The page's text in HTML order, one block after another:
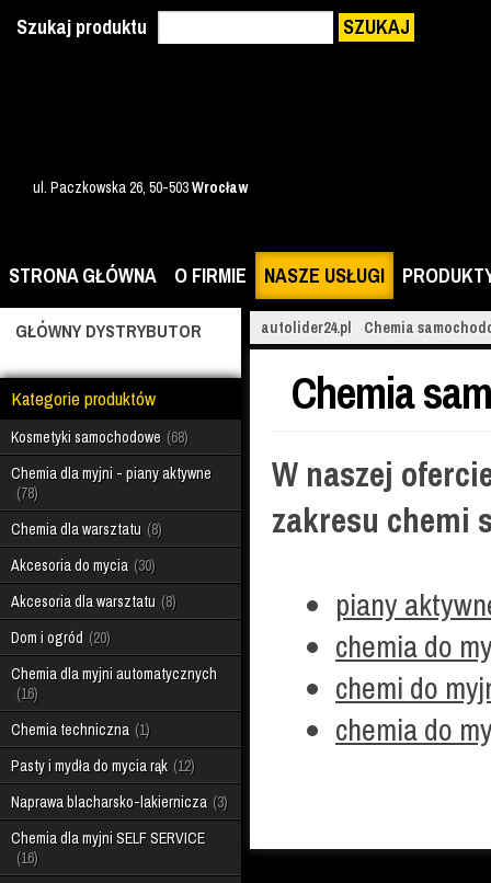
ul. Paczkowska 26, 50-503Wrocław
Szukaj produktu SZUKAJ
STRONA GŁÓWNA O FIRMIE NASZE USŁUGI
GŁÓWNY DYSTRYBUTOR
Kategorie produktów
Kosmetyki samochodowe 68
Chemia dla myjni - piany aktywne
78
Chemia dla warsztatu 8
Akcesoria do mycia 30
Akcesoria dla warsztatu 8
Dom i ogród 20
Chemia dla myjni automatycznych
16
Chemia techniczna 1
Pasty i mydła do mycia rąk 12
Naprawa blacharsko-lakiernicza 3
Chemia dla myjni SELF SERVICE
16
autolider24.pl Chemia
Chemia
W naszej
zakresu chemi
piany
chemia do
chemi do
chemia do